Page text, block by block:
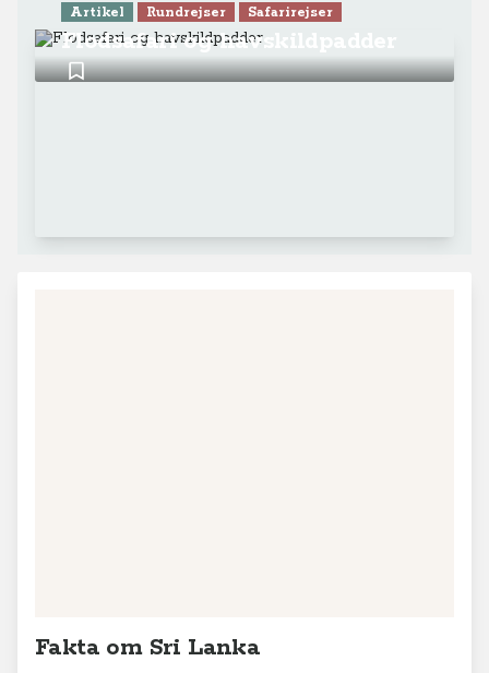
Artikel Rundrejser Safarirejser
Flodsafari og havskildpadder
Fakta om Sri Lanka